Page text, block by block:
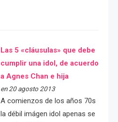
Las 5 «cláusulas» que debe
cumplir una idol, de acuerdo
a Agnes Chan e hija
en 20 agosto 2013
A comienzos de los años 70s
la débil imágen idol apenas se